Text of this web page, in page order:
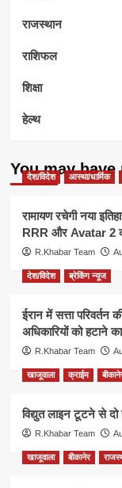
राजस्थान
राशिफल
शिक्षा
हेल्थ
You may have
देश/विदेश आस्था/धार्मिक
रामायण रचेगी नया
RRR और Avatar 2 का
R.Khabar Team
देश/विदेश ब्रेकिंग न्यूज
ईरान में सत्ता परिवर्तन
अधिकारियों को हटाने का
R.Khabar Team
खाजूवाला क्राईम
विद्युत लाइन टूटने से दो
R.Khabar Team
खाजूवाला बीकानेर